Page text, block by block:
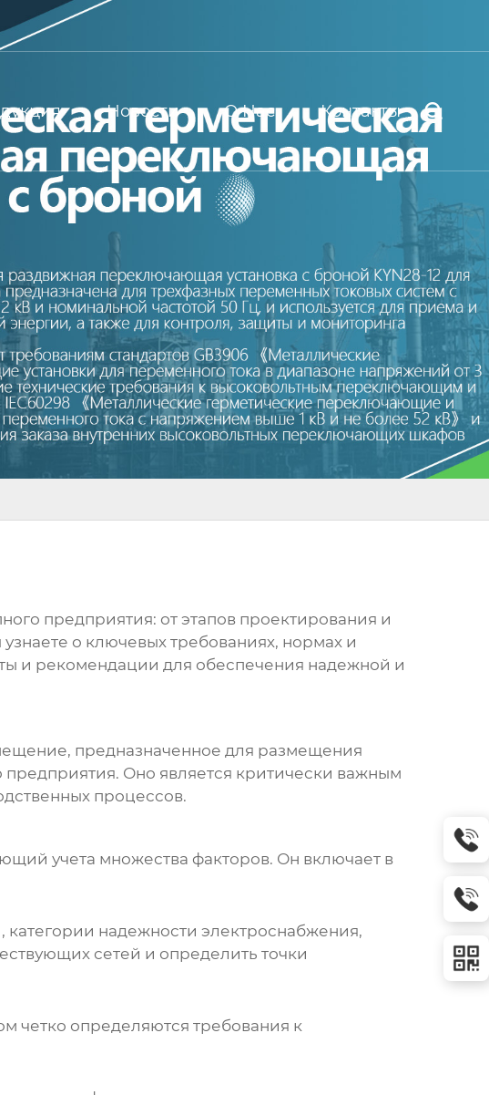
Новости О Нас Контакты 
предприятия: от этапов проектирования и
о ключевых требованиях, нормах и
и рекомендации для обеспечения надежной и
предназначенное для размещения
Оно является критически важным
процессов.
учета множества факторов. Он включает в
надежности электроснабжения,
сетей и определить точки
четко определяются требования к